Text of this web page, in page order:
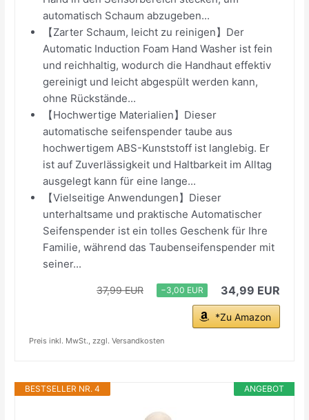
automatisch Schaum abzugeben...
【Zarter Schaum, leicht zu reinigen】Der
Automatic Induction Foam Hand Washer ist fein
und reichhaltig, wodurch die Handhaut effektiv
gereinigt und leicht abgespült werden kann,
ohne Rückstände...
【Hochwertige Materialien】Dieser
automatische seifenspender taube aus
hochwertigem ABS-Kunststoff ist langlebig. Er
ist auf Zuverlässigkeit und Haltbarkeit im Alltag
ausgelegt kann für eine lange...
【Vielseitige Anwendungen】Dieser
unterhaltsame und praktische Automatischer
Seifenspender ist ein tolles Geschenk für Ihre
Familie, während das Taubenseifenspender mit
seiner...
37,99 EUR −3,00 EUR 34,99 EUR
*Zu Amazon
Preis inkl. MwSt., zzgl. Versandkosten
ANGEBOT
BESTSELLER NR. 4